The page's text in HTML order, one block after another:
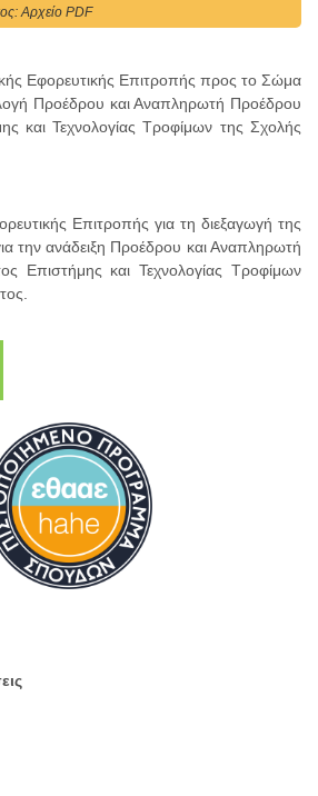
Αρχείο PDF
Εφορευτικής Επιτροπής προς το Σώμα
Προέδρου και Αναπληρωτή Προέδρου
και Τεχνολογίας Τροφίμων της Σχολής
Επιτροπής για τη διεξαγωγή της
την ανάδειξη Προέδρου και Αναπληρωτή
Επιστήμης και Τεχνολογίας Τροφίμων